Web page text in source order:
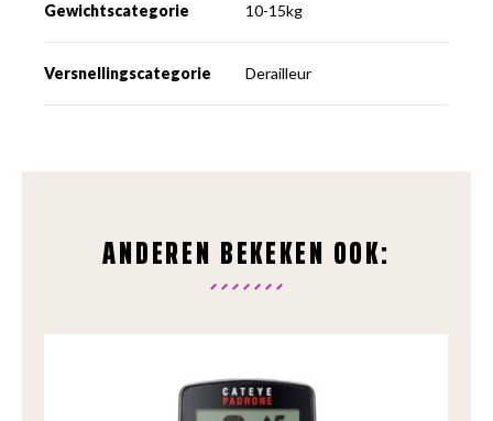
Gewichtscategorie 10-15kg
Versnellingscategorie Derailleur
ANDEREN BEKEKEN OOK: